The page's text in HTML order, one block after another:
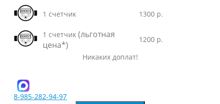
1 счетчик 1300 р.
1 счетчик (льготная
цена*)
1200 р.
Никаких доплат!
8-985-282-94-97